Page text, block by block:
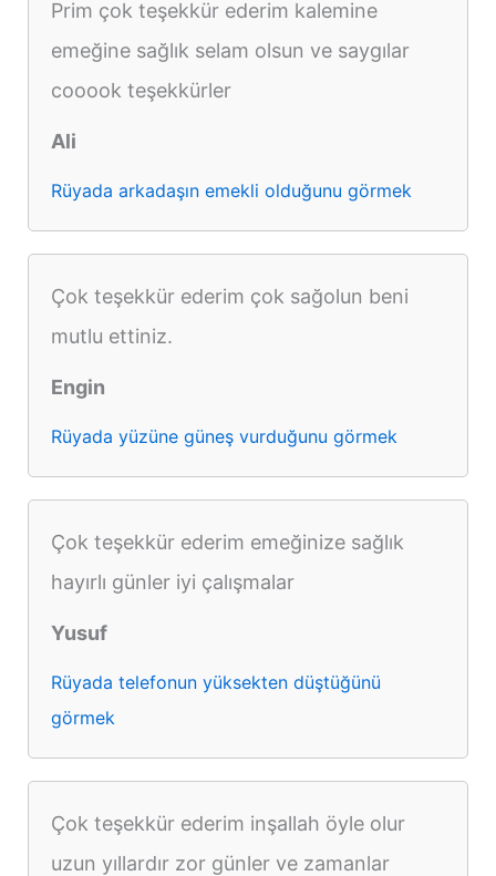
Prim çok teşekkür ederim kalemine
emeğine sağlık selam olsun ve saygılar
cooook teşekkürler
Ali
Rüyada arkadaşın emekli olduğunu görmek
Çok teşekkür ederim çok sağolun beni
mutlu ettiniz.
Engin
Rüyada yüzüne güneş vurduğunu görmek
Çok teşekkür ederim emeğinize sağlık
hayırlı günler iyi çalışmalar
Yusuf
Rüyada telefonun yüksekten düştüğünü
görmek
Çok teşekkür ederim inşallah öyle olur
uzun yıllardır zor günler ve zamanlar